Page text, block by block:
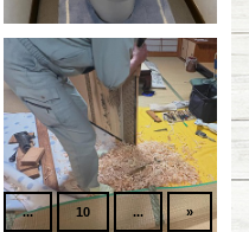
お風呂工事 洗面工事
✨新しいバスルーム、いかがです
か？✨
トイレ工事
丸ごと交換は不要？便座だけの交
換ならコストを抑えて快適さが戻
ります
... 10 ... »